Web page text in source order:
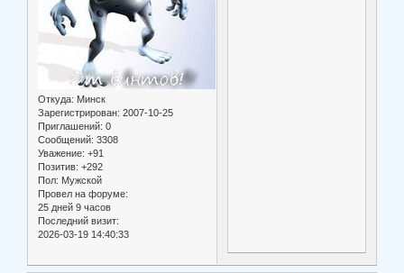
Откуда: Минск
Зарегистрирован: 2007-10-25
Приглашений: 0
Сообщений: 3308
Уважение: +91
Позитив: +292
Пол: Мужской
Провел на форуме:
25 дней 9 часов
Последний визит:
2026-03-19 14:40:33